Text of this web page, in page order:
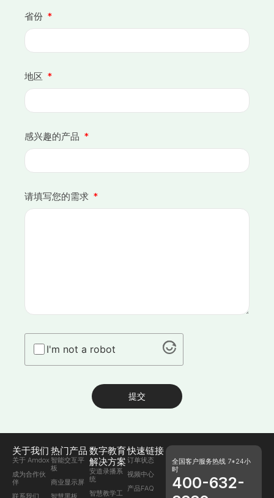
省份
地区
感兴趣的产品
请填写您的需求
I'm not a robot
提交
关于我们
关于 Amdox
成为合作伙
伴
联系我们
热门产品
智能交互平
板
商业显示屏
智慧黑板
数字教育
解决方案
安道录播系
统
智慧教学工
快速链接
订单状态
视频中心
产品FAQ
全国客户服务热线 7*24小
时
400-632-